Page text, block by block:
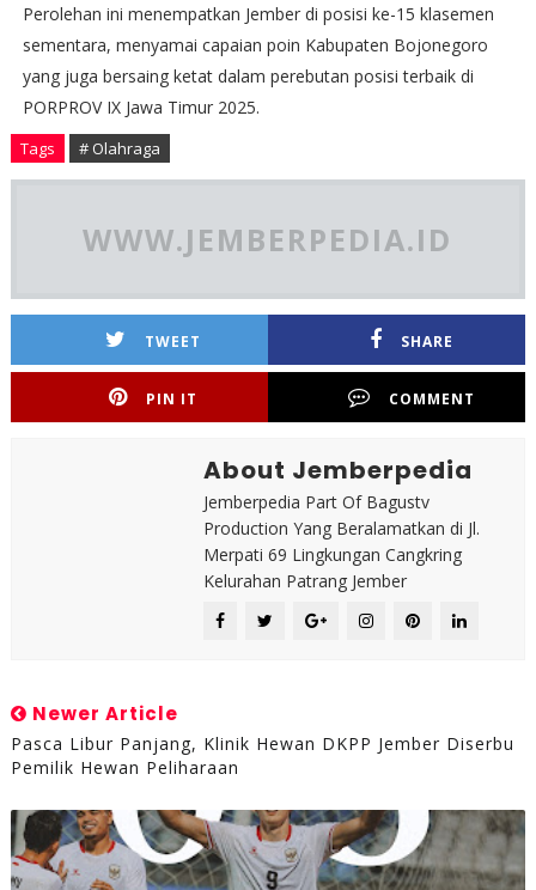
Perolehan ini menempatkan Jember di posisi ke-15 klasemen
sementara, menyamai capaian poin Kabupaten Bojonegoro
yang juga bersaing ketat dalam perebutan posisi terbaik di
PORPROV IX Jawa Timur 2025.
Tags # Olahraga
WWW.JEMBERPEDIA.ID
TWEET SHARE
PIN IT COMMENT
About Jemberpedia
Jemberpedia Part Of Bagustv
Production Yang Beralamatkan di Jl.
Merpati 69 Lingkungan Cangkring
Kelurahan Patrang Jember
Newer Article
Pasca Libur Panjang, Klinik Hewan DKPP Jember Diserbu
Pemilik Hewan Peliharaan